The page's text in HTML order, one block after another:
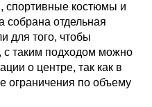
спортивные костюмы и
собрана отдельная
для того, чтобы
с таким подходом можно
о центре, так как в
ограничения по объему